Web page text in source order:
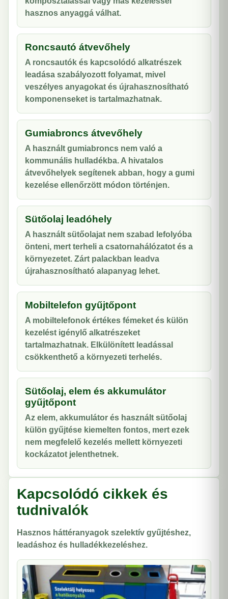
hasznos anyaggá válhat.
Roncsautó átvevőhely
A roncsautók és kapcsolódó alkatrészek
leadása szabályozott folyamat, mivel
veszélyes anyagokat és újrahasznosítható
komponenseket is tartalmazhatnak.
Gumiabroncs átvevőhely
A használt gumiabroncs nem való a
kommunális hulladékba. A hivatalos
átvevőhelyek segítenek abban, hogy a gumi
kezelése ellenőrzött módon történjen.
Sütőolaj leadóhely
A használt sütőolajat nem szabad lefolyóba
önteni, mert terheli a csatornahálózatot és a
környezetet. Zárt palackban leadva
újrahasznosítható alapanyag lehet.
Mobiltelefon gyűjtőpont
A mobiltelefonok értékes fémeket és külön
kezelést igénylő alkatrészeket
tartalmazhatnak. Elkülönített leadással
csökkenthető a környezeti terhelés.
Sütőolaj, elem és akkumulátor
gyűjtőpont
Az elem, akkumulátor és használt sütőolaj
külön gyűjtése kiemelten fontos, mert ezek
nem megfelelő kezelés mellett környezeti
kockázatot jelenthetnek.
Kapcsolódó cikkek és
tudnivalók
Hasznos háttéranyagok szelektív gyűjtéshez,
leadáshoz és hulladékkezeléshez.